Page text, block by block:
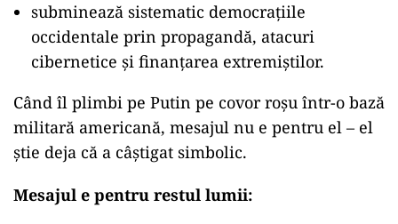
subminează sistematic democrațiile
occidentale prin propagandă, atacuri
cibernetice și finanțarea extremiștilor.
Când îl plimbi pe Putin pe covor roșu într-o bază
militară americană, mesajul nu e pentru el – el
știe deja că a câștigat simbolic.
Mesajul e pentru restul lumii: